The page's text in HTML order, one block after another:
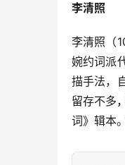
李清照
李清照（
婉约词派
描手法，
留存不多
词》辑本